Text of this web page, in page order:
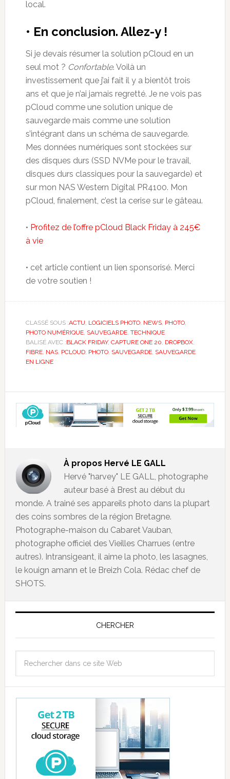
local.
• En conclusion. Allez-y !
Si je devais résumer la solution pCloud en un
seul mot ? Confortable. Voilà un
investissement que j’ai fait il y a bientôt trois
ans et que je n’ai jamais regretté. Je ne vois pas
pCloud comme une solution unique de
sauvegarde mais comme une solution
s’intégrant dans un schéma de sauvegarde.
Mes données numériques sont stockées sur
des disques durs (SSD NVMe pour le travail,
disques durs classiques pour la sauvegarde) et
sur mon NAS Western Digital PR4100. Mon
pCloud, finalement, c’est la cerise sur le gâteau.
• Profitez de l’offre pCloud Black Friday à 245€
à vie
• cet article contient un lien sponsorisé. Merci
de votre soutien !
CLASSÉ SOUS :ACTU, LOGICIELS PHOTO, NEWS, PHOTO,
PHOTO NUMÉRIQUE, SAUVEGARDE, TECHNIQUE
BALISÉ AVEC :BLACK FRIDAY, CAPTURE ONE 20, DROPBOX,
FIBRE, NAS, PCLOUD, PHOTO, SAUVEGARDE, SAUVEGARDE
EN LIGNE
À propos Hervé LE GALL
Hervé "harvey" LE GALL, photographe
auteur basé à Brest au début du
monde. A trainé ses appareils photo dans la plupart
des coins sombres de la région Bretagne.
Photographe-maison du Cabaret Vauban,
photographe officiel des Vieilles Charrues (entre
autres). Intransigeant, il aime la photo, les lasagnes,
le kouign amann et le Breizh Cola. Rédac chef de
SHOTS.
CHERCHER